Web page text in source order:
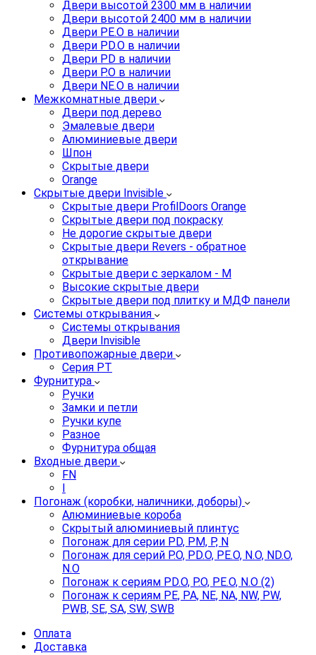
Двери высотой 2300 мм в наличии
Двери высотой 2400 мм в наличии
Двери PE.O в наличии
Двери PD.O в наличии
Двери PD в наличии
Двери P.O в наличии
Двери NE.O в наличии
Межкомнатные двери
Двери под дерево
Эмалевые двери
Алюминиевые двери
Шпон
Скрытые двери
Orange
Скрытые двери Invisible
Скрытые двери ProfilDoors Orange
Скрытые двери под покраску
Не дорогие скрытые двери
Скрытые двери Revers - обратное
открывание
Скрытые двери с зеркалом - M
Высокие скрытые двери
Скрытые двери под плитку и МДФ панели
Системы открывания
Системы открывания
Двери Invisible
Противопожарные двери
Серия PT
Фурнитура
Ручки
Замки и петли
Ручки купе
Разное
Фурнитура общая
Входные двери
FN
I
Погонаж (коробки, наличники, доборы)
Алюминиевые короба
Скрытый алюминиевый плинтус
Погонаж для серии PD, PM, P, N
Погонаж для серий P.O, PD.O, PE.O, N.O, ND.O,
N.O
Погонаж к сериям PD.O, P.O, PE.O, N.O (2)
Погонаж к сериям PE, PA, NE, NA, NW, PW,
PWB, SE, SA, SW, SWB
Оплата
Доставка